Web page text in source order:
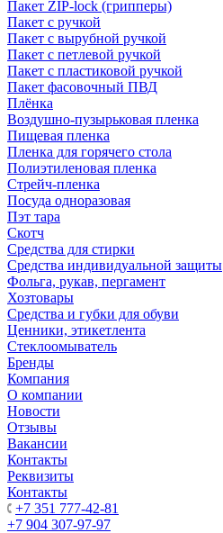
Пакет ZIP-lock (грипперы)
Пакет с ручкой
Пакет с вырубной ручкой
Пакет с петлевой ручкой
Пакет с пластиковой ручкой
Пакет фасовочный ПВД
Плёнка
Воздушно-пузырьковая пленка
Пищевая пленка
Пленка для горячего стола
Полиэтиленовая пленка
Стрейч-пленка
Посуда одноразовая
Пэт тара
Скотч
Средства для стирки
Средства индивидуальной защиты
Фольга, рукав, пергамент
Хозтовары
Средства и губки для обуви
Ценники, этикетлента
Стеклоомыватель
Бренды
Компания
О компании
Новости
Отзывы
Вакансии
Контакты
Реквизиты
Контакты
+7 351 777-42-81
+7 904 307-97-97